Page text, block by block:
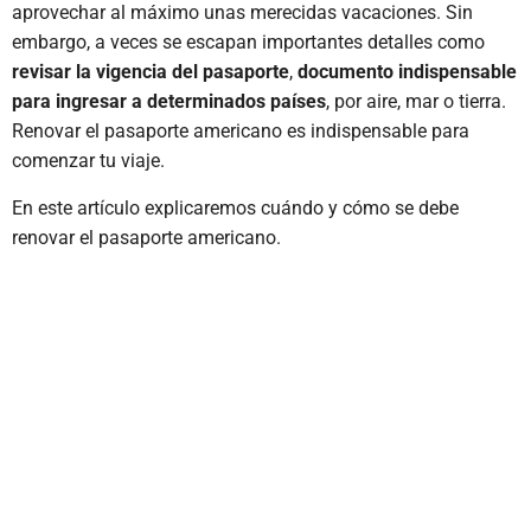
aprovechar al máximo unas merecidas vacaciones. Sin
embargo, a veces se escapan importantes detalles como
revisar la vigencia del pasaporte, documento indispensable
para ingresar a determinados países, por aire, mar o tierra.
Renovar el pasaporte americano es indispensable para
comenzar tu viaje.
En este artículo explicaremos cuándo y cómo se debe
renovar el pasaporte americano.